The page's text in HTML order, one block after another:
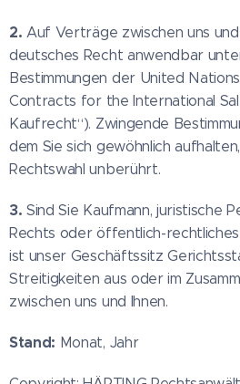
2. Auf Verträge zwischen uns und
deutsches Recht anwendbar
Bestimmungen der United
Contracts for the International
Kaufrecht“). Zwingende
dem Sie sich gewöhnlich
Rechtswahl unberührt.
3. Sind Sie Kaufmann, juristische
Rechts oder öffentlich-
ist unser Geschäftssitz
Streitigkeiten aus oder im
zwischen uns und Ihnen.
Stand: Monat, Jahr